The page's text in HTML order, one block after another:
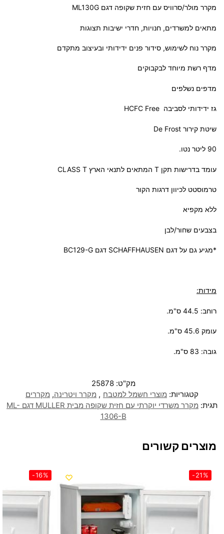
מקרר מולר/סרוויס עם חזית שקופה דגם ML130G
מתאים למשרדים, חנויות, חדרי ישיבות תצוגות
מקרר נוח לשימוש, סידור פנים ידידותי ובעיצוב מתקדם
מדף רשת מיוחד לבקבוקים
מדפים נשלפים
גז ידידותי לסביבה HCFC Free
שיטת קירור De Frost
90 ליטר נטו.
עומד בדרישות תקן T המתאים לתנאי הארץ CLASS T
טרמוסטט לכיוון דרגות הקור
ללא מקפיא
בצבעים שחור/לבן
*מגיע גם על דגם SCHAFFHAUSEN דגם BC129-G
מידות:
רוחב: 44.5 ס"מ.
עומק 45.6 ס"מ.
גובה: 83 ס"מ.
מק"ט:25878
קטגוריות: מוצרי חשמל למטבח , מקרר ויטרינה, מקררים
תגית:
מקרר משרדי יוקרתי עם חזית שקופה מבית MULLER דגם ML-
1306-B
מוצרים קשורים
-21%
-16%